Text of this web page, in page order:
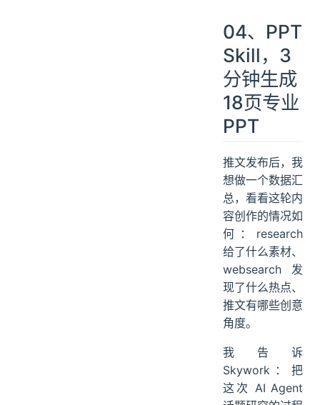
04、PPT
Skill，3
分钟生成
18页专业
PPT
推文发布后，我
想做一个数据汇
总，看看这轮内
容创作的情况如
何：research
给了什么素材、
websearch 发
现了什么热点、
推文有哪些创意
角度。
我告诉
Skywork：把
这次 AI Agent